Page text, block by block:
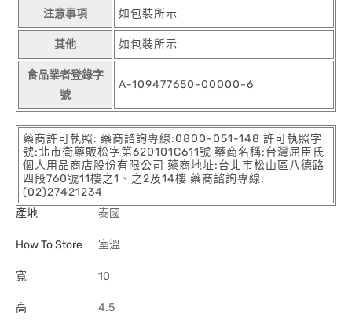
注意事項 如包裝所示
其他 如包裝所示
食品業者登錄字
號
A-109477650-00000-6
藥商許可執照: 藥商諮詢專線:0800-051-148 許可執照字
號:北市衛藥販松字第620101C611號 藥商名稱:台灣屈臣氏
個人用品商店股份有限公司 藥商地址:台北市松山區八德路
四段760號11樓之1、之2及14樓 藥商諮詢專線:
(02)27421234
產地
泰國
How To Store 室溫
寬 10
高 4.5